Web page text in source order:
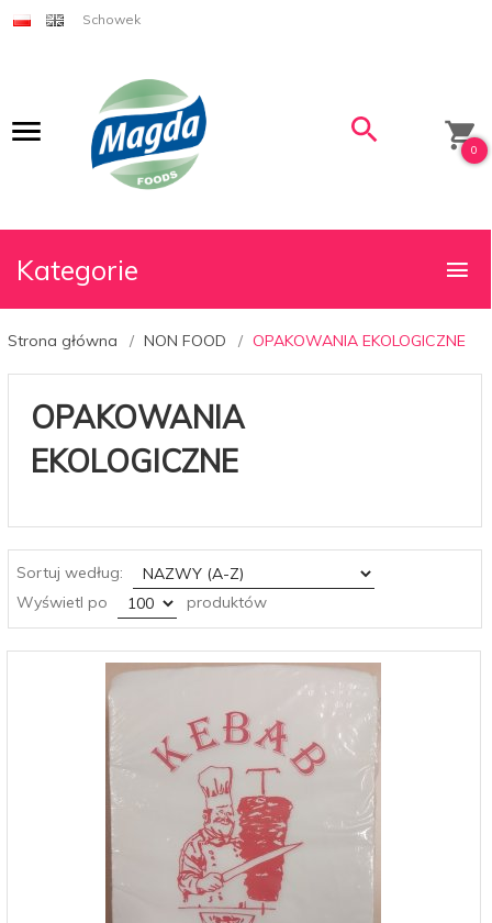
Schowek
0
Kategorie
Strona główna NON FOOD OPAKOWANIA EKOLOGICZNE
OPAKOWANIA
EKOLOGICZNE
Sortuj według:
sort
Wyświetl po
pop produktów